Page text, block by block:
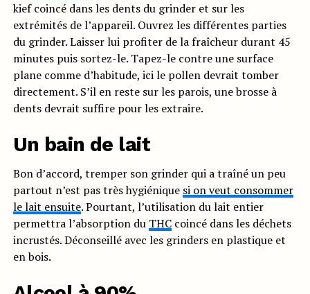
kief coincé dans les dents du grinder et sur les
extrémités de l’appareil. Ouvrez les différentes parties
du grinder. Laisser lui profiter de la fraîcheur durant 45
minutes puis sortez-le. Tapez-le contre une surface
plane comme d’habitude, ici le pollen devrait tomber
directement. S’il en reste sur les parois, une brosse à
dents devrait suffire pour les extraire.
Un bain de lait
Bon d’accord, tremper son grinder qui a traîné un peu
partout n’est pas très hygiénique si on veut consommer
le lait ensuite. Pourtant, l’utilisation du lait entier
permettra l’absorption du THCcoincé dans les déchets
incrustés. Déconseillé avec les grinders en plastique et
en bois.